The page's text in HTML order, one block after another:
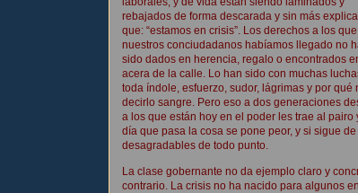
rebajados de forma descarada y sin más
que: “estamos en crisis”. Los derechos a los que
nuestros conciudadanos habíamos llegado no
sido dados en herencia, regalo o encontrados
acera de la calle. Lo han sido con muchas
toda índole, esfuerzo, sudor, lágrimas y por qué
decirlo sangre. Pero eso a dos generaciones
a los que están hoy en el poder les trae al pairo
día que pasa la cosa se pone peor, y si sigue
desagradables de todo punto.
La clase gobernante no da ejemplo claro y
contrario. La crisis no ha nacido para algunos